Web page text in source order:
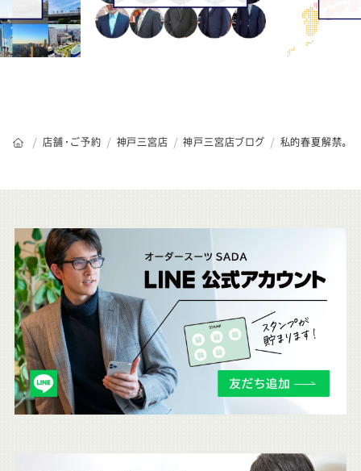
オーダースーツSADAのトップページ
店舗・ご予約 神戸三宮店 神戸三宮店ブログ 私的春夏解禁。
こ
ち
ら
も
チ
ェ